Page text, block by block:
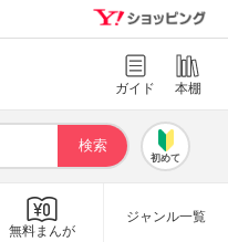
ガイド 本棚
初めて
無料まんが
ジャンル一覧